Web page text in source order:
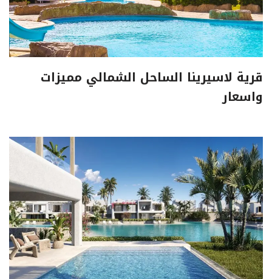
قرية لاسيرينا الساحل الشمالي مميزات
واسعار